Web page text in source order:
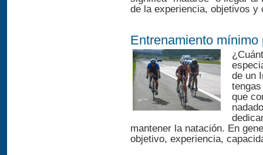
de la experiencia, objetivos y
Entrenamiento mínimo
de un
que
mantener la natación. En
objetivo, experiencia,